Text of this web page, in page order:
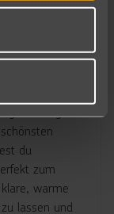
du
zum
warme
lassen und